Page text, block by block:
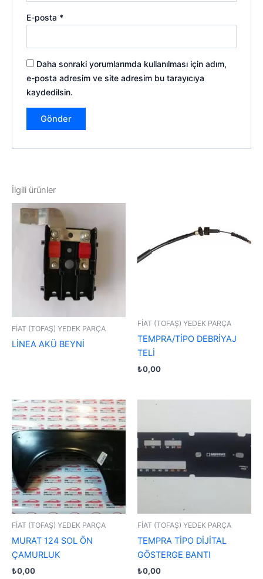
E-posta *
Daha sonraki yorumlarımda kullanılması için adım,
e-posta adresim ve site adresim bu tarayıcıya
kaydedilsin.
İlgili ürünler
FİAT (TOFAŞ) YEDEK PARÇA
LİNEA AKÜ BEYNİ
FİAT (TOFAŞ) YEDEK PARÇA
TEMPRA/TİPO DEBRİYAJ
TELİ
₺0,00
FİAT (TOFAŞ) YEDEK PARÇA
MURAT 124 SOL ÖN
ÇAMURLUK
₺0,00
FİAT (TOFAŞ) YEDEK PARÇA
TEMPRA TİPO DİJİTAL
GÖSTERGE BANTI
₺0,00